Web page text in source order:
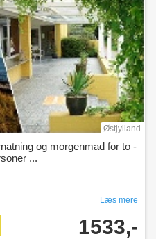
Østjylland
og morgenmad for to -
...
Læs mere
1533,-